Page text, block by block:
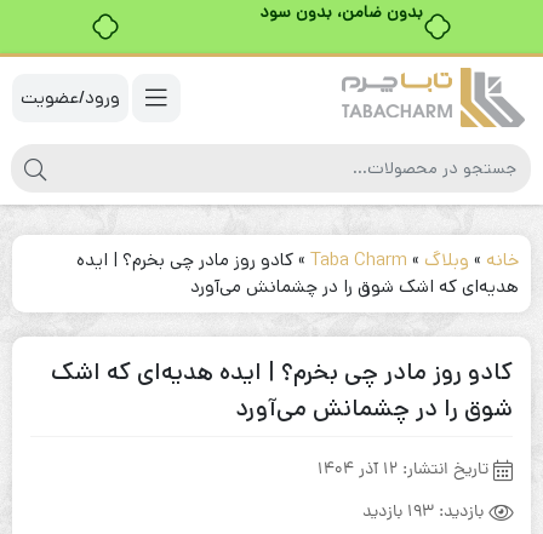
خرید قسطی با ترب‌پی
ورود/عضویت
خانه » وبلاگ »
Taba Charm
»کادو روز مادر چی بخرم؟ | ایده
هدیه‌ای که اشک شوق را در چشمانش می‌آورد
کادو روز مادر چی بخرم؟ | ایده هدیه‌ای که اشک
شوق را در چشمانش می‌آورد
تاریخ انتشار: 12 آذر 1404
بازدید: 193 بازدید